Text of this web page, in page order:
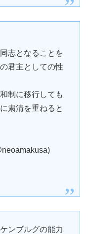
志となることを
君主としての性
制に移行しても
粛清を重ねると
ンブルグの能力